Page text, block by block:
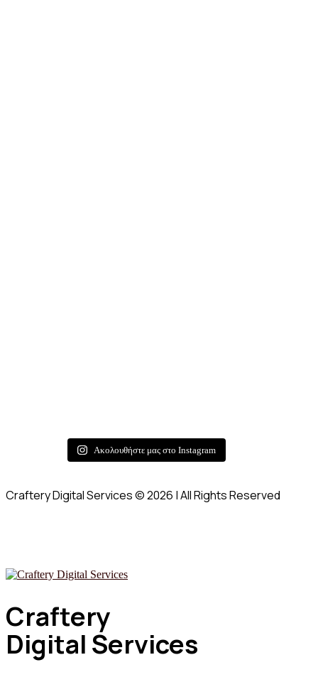
Ακολουθήστε μας στο Instagram
Craftery Digital Services © 2026 | All Rights Reserved
Craftery
Digital Services